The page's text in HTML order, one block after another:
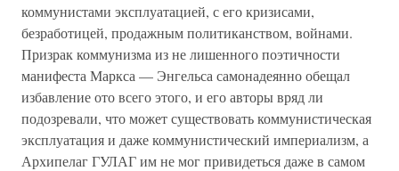
коммунистами эксплуатацией, с его кризисами,
безработицей, продажным политиканством, войнами.
Призрак коммунизма из не лишенного поэтичности
манифеста Маркса — Энгельса самонадеянно обещал
избавление ото всего этого, и его авторы вряд ли
подозревали, что может существовать коммунистическая
эксплуатация и даже коммунистический империализм, а
Архипелаг ГУЛАГ им не мог привидеться даже в самом